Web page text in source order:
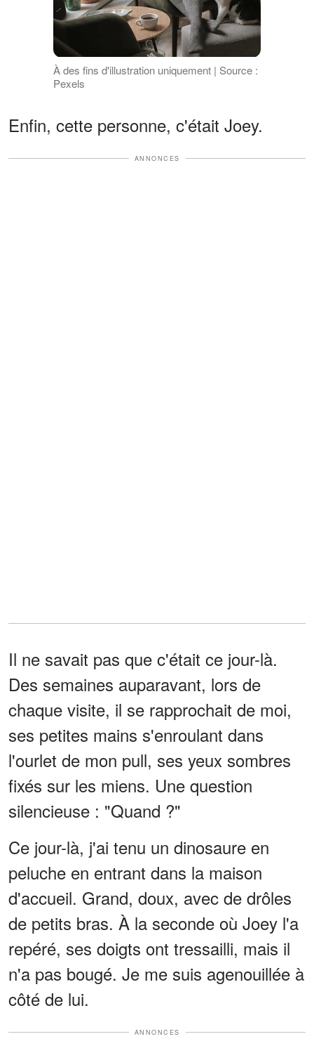
À des fins d'illustration uniquement | Source :
Pexels
Enfin, cette personne, c'était Joey.
ANNONCES
Il ne savait pas que c'était ce jour-là.
Des semaines auparavant, lors de
chaque visite, il se rapprochait de moi,
ses petites mains s'enroulant dans
l'ourlet de mon pull, ses yeux sombres
fixés sur les miens. Une question
silencieuse : "Quand ?"
Ce jour-là, j'ai tenu un dinosaure en
peluche en entrant dans la maison
d'accueil. Grand, doux, avec de drôles
de petits bras. À la seconde où Joey l'a
repéré, ses doigts ont tressailli, mais il
n'a pas bougé. Je me suis agenouillée à
côté de lui.
ANNONCES